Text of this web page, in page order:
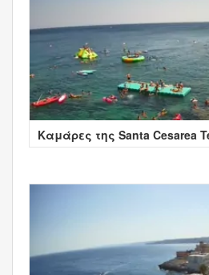
Καμάρες της Santa Cesarea